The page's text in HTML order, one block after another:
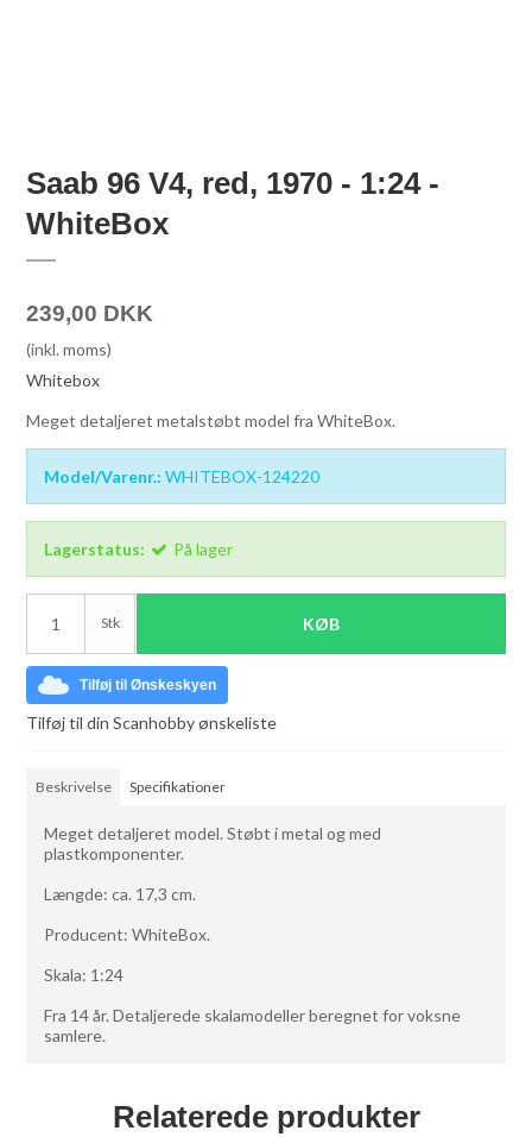
Saab 96 V4, red, 1970 - 1:24 -
WhiteBox
239,00 DKK
(inkl. moms)
Whitebox
Meget detaljeret metalstøbt model fra WhiteBox.
Model/Varenr.: WHITEBOX-124220
Lagerstatus: På lager
Stk KØB
Tilføj til Ønskeskyen
Tilføj til din Scanhobby ønskeliste
Beskrivelse Specifikationer
Meget detaljeret model. Støbt i metal og med
plastkomponenter.
Længde: ca. 17,3 cm.
Producent: WhiteBox.
Skala: 1:24
Fra 14 år. Detaljerede skalamodeller beregnet for voksne
samlere.
Relaterede produkter